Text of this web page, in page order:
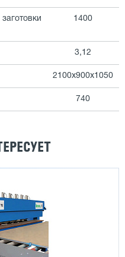
1400
3,12
2100х900х1050
740